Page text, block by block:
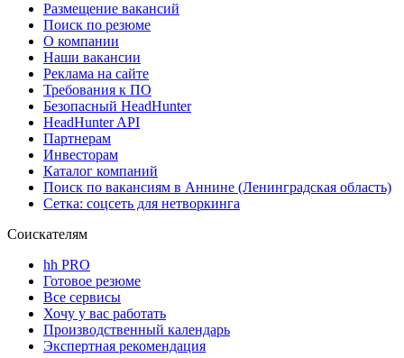
Размещение вакансий
Поиск по резюме
О компании
Наши вакансии
Реклама на сайте
Требования к ПО
Безопасный HeadHunter
HeadHunter API
Партнерам
Инвесторам
Каталог компаний
Поиск по вакансиям в Аннине (Ленинградская область)
Сетка: соцсеть для нетворкинга
Соискателям
hh PRO
Готовое резюме
Все сервисы
Хочу у вас работать
Производственный календарь
Экспертная рекомендация